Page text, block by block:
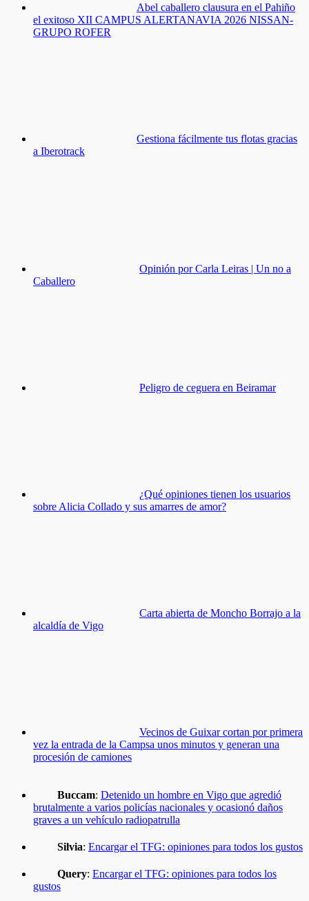
Abel caballero clausura en el Pahiño
el exitoso XII CAMPUS ALERTANAVIA 2026 NISSAN-
GRUPO ROFER
Gestiona fácilmente tus flotas gracias
a Iberotrack
Opinión por Carla Leiras | Un no a
Caballero
Peligro de ceguera en Beiramar
¿Qué opiniones tienen los usuarios
sobre Alicia Collado y sus amarres de amor?
Carta abierta de Moncho Borrajo a la
alcaldía de Vigo
Vecinos de Guixar cortan por primera
vez la entrada de la Campsa unos minutos y generan una
procesión de camiones
Buccam: Detenido un hombre en Vigo que agredió
brutalmente a varios policías nacionales y ocasionó daños
graves a un vehículo radiopatrulla
Silvia: Encargar el TFG: opiniones para todos los gustos
Query: Encargar el TFG: opiniones para todos los
gustos